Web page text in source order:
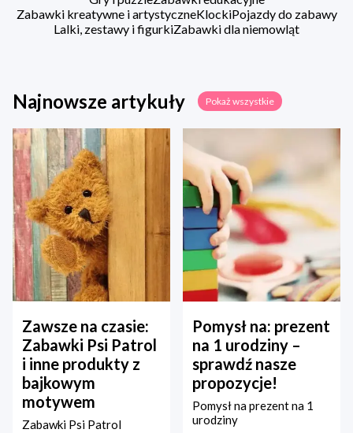
Zabawki kreatywne i artystyczneKlockiPojazdy do zabawy
Lalki, zestawy i figurkiZabawki dla niemowląt
Najnowsze artykuły Pokaż wszystkie
Zawsze na czasie:
Zabawki Psi Patrol
i inne produkty z
bajkowym
motywem
Zabawki Psi Patrol
Pomysł na: prezent
na 1 urodziny –
sprawdź nasze
propozycje!
Pomysł na prezent na 1
urodziny